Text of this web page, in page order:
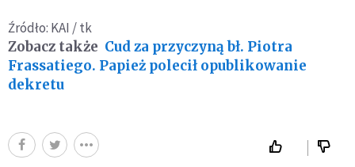
Źródło: KAI / tk
Zobacz także Cud za przyczyną bł. Piotra
Frassatiego. Papież polecił opublikowanie
dekretu